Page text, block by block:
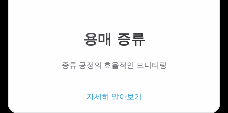
용매 증류
증류 공정의 효율적인 모니터링
자세히 알아보기